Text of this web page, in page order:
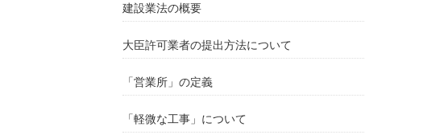
建設業法の概要
大臣許可業者の提出方法について
「営業所」の定義
「軽微な工事」について